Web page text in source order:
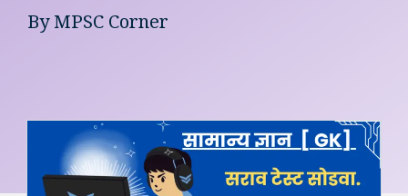
ByMPSC Corner